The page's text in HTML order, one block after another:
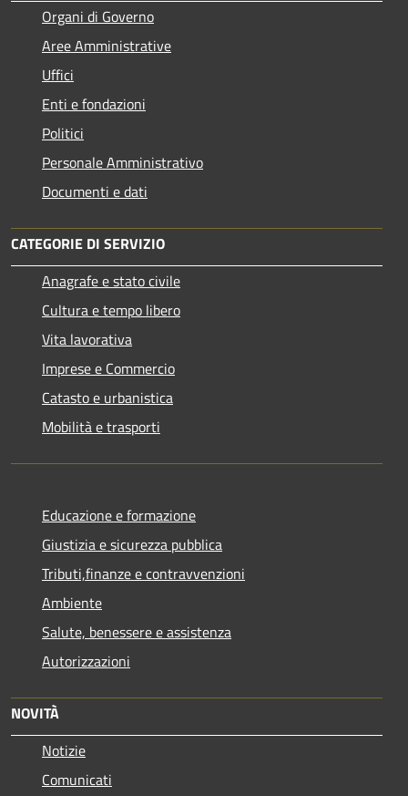
Organi di Governo
Aree Amministrative
Uffici
Enti e fondazioni
Politici
Personale Amministrativo
Documenti e dati
CATEGORIE DI SERVIZIO
Anagrafe e stato civile
Cultura e tempo libero
Vita lavorativa
Imprese e Commercio
Catasto e urbanistica
Mobilità e trasporti
Educazione e formazione
Giustizia e sicurezza pubblica
Tributi,finanze e contravvenzioni
Ambiente
Salute, benessere e assistenza
Autorizzazioni
NOVITÀ
Notizie
Comunicati